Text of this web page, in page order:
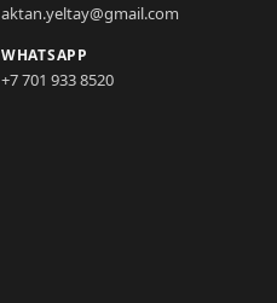
aktan.yeltay@gmail.com
WHATSAPP
+7 701 933 8520